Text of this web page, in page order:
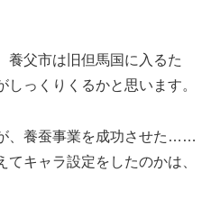
養父市は旧但馬国に入るた
っくりくるかと思います。
、養蚕事業を成功させた……
キャラ設定をしたのかは、